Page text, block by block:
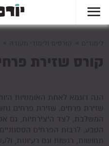
קורס שזירת
הנה דוגמא לאחת האומנויות
שזירת פרחים. שזירת פרחים
המשלבת, לצד היצירתיות, גם
הטבע, לרבות הפרחים
תחושות, רגשות וגם רעיונות,